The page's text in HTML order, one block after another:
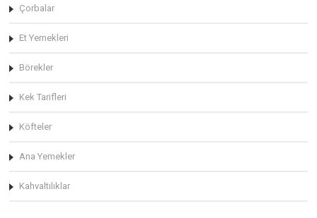
Çorbalar
Et Yemekleri
Börekler
Kek Tarifleri
Köfteler
Ana Yemekler
Kahvaltılıklar